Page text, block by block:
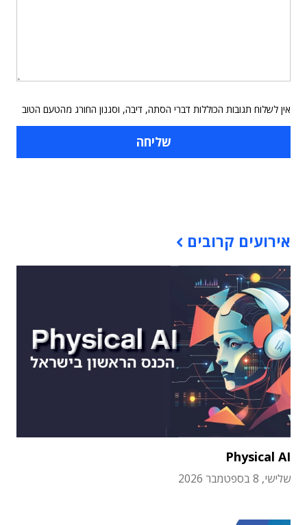
אין לשלוח תגובות הכוללות דברי הסתה, דיבה, וסגנון החורג מהטעם הטוב
אירועים קרובים
Physical AI
שלישי, 8 בספטמבר 2026